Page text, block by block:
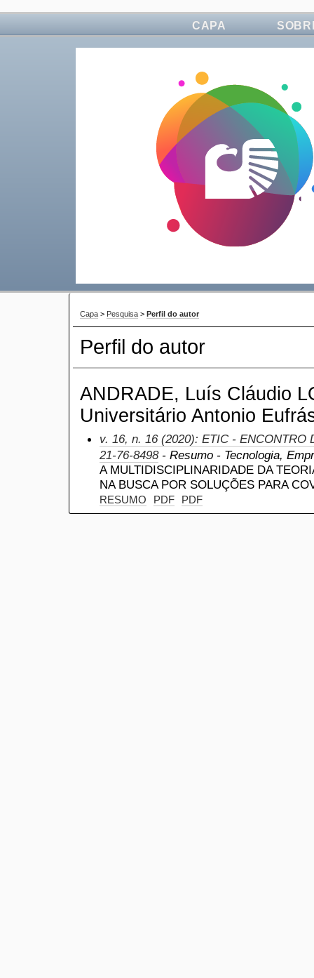
CAPA
Capa > Pesquisa > Perfil do autor
Perfil do autor
ANDRADE, Luís Cláudio
Universitário Antonio
v. 16, n. 16 (2020): ETIC - ENCONTRO
21-76-8498- Resumo - Tecnologia,
A MULTIDISCIPLINARIDADE DA
NA BUSCA POR SOLUÇÕES PARA
RESUMO PDF PDF